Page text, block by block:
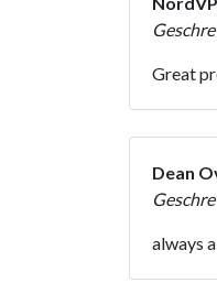
Great
Dean
always